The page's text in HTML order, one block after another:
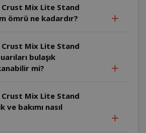
Crust Mix Lite Stand
ömrü ne kadardır?
Crust Mix Lite Stand
bulaşık
mi?
Crust Mix Lite Stand
bakımı nasıl